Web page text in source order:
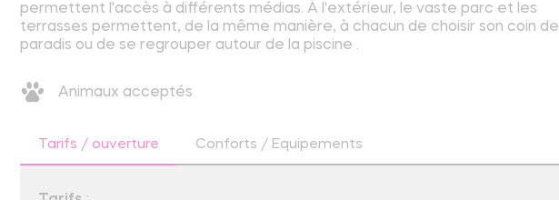
permettent l'accès à différents médias. À l'extérieur, le vaste parc et les
terrasses permettent, de la même manière, à chacun de choisir son coin de
paradis ou de se regrouper autour de la piscine .
Animaux acceptés
Tarifs / ouverture Conforts / Equipements